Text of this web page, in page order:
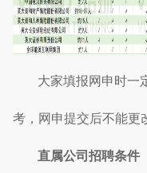
大家填报网申时一
考，网申提交后不能更
直属公司招聘条件